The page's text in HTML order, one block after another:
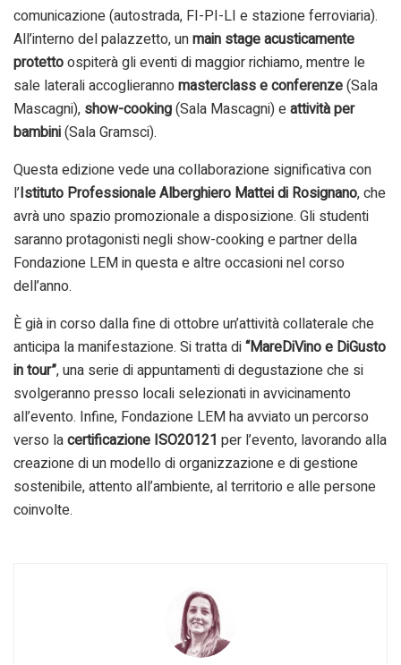
comunicazione (autostrada, FI-PI-LI e stazione ferroviaria).
All’interno del palazzetto, unmain stage acusticamente
protettoospiterà gli eventi di maggior richiamo, mentre le
sale laterali accoglierannomasterclass e conferenze(Sala
Mascagni), show-cooking(Sala Mascagni) eattività per
bambini(Sala Gramsci).
Questa edizione vede una collaborazione significativa con
l’Istituto Professionale Alberghiero Mattei di Rosignano, che
avrà uno spazio promozionale a disposizione. Gli studenti
saranno protagonisti negli show-cooking e partner della
Fondazione LEM in questa e altre occasioni nel corso
dell’anno.
È già in corso dalla fine di ottobre un’attività collaterale che
anticipa la manifestazione. Si tratta di“MareDiVino e DiGusto
in tour”, una serie di appuntamenti di degustazione che si
svolgeranno presso locali selezionati in avvicinamento
all’evento. Infine, Fondazione LEM ha avviato un percorso
verso lacertificazione ISO20121 per l’evento, lavorando alla
creazione di un modello di organizzazione e di gestione
sostenibile, attento all’ambiente, al territorio e alle persone
coinvolte.